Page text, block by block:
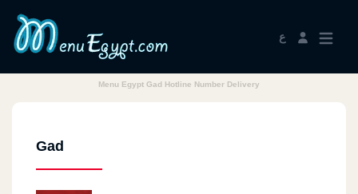
ع
Menu Egypt Gad Hotline Number Delivery
Gad